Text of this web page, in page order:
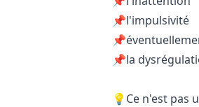
📌l'impulsivité
📌la
💡Ce n'est pas